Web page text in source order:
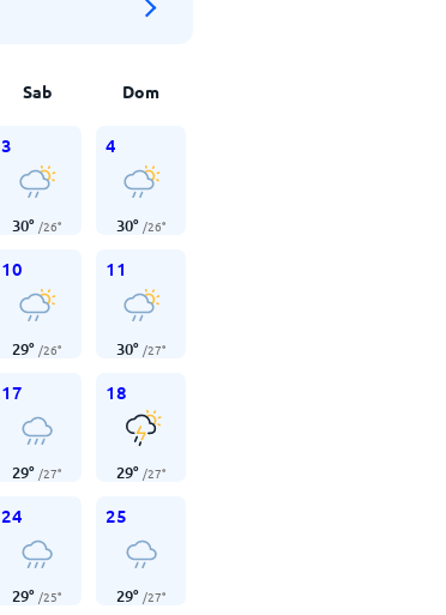
Sab Dom
3
30° /26°
4
30° /26°
10
29° /26°
11
30° /27°
17
29° /27°
18
29° /27°
24
29° /25°
25
29° /27°